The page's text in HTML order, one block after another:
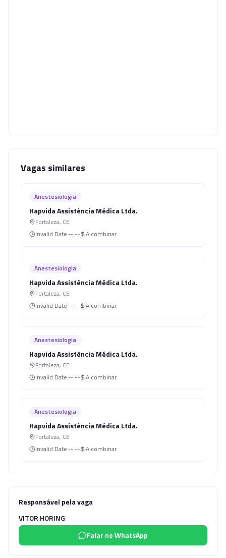
Vagas similares
Anestesiologia
Hapvida Assistência Médica Ltda.
Fortaleza, CE
Invalid Date --:-- A combinar
Anestesiologia
Hapvida Assistência Médica Ltda.
Fortaleza, CE
Invalid Date --:-- A combinar
Anestesiologia
Hapvida Assistência Médica Ltda.
Fortaleza, CE
Invalid Date --:-- A combinar
Anestesiologia
Hapvida Assistência Médica Ltda.
Fortaleza, CE
Invalid Date --:-- A combinar
Responsável pela vaga
VITOR HORING
Falar no WhatsApp